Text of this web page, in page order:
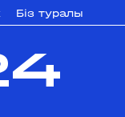
Біз туралы